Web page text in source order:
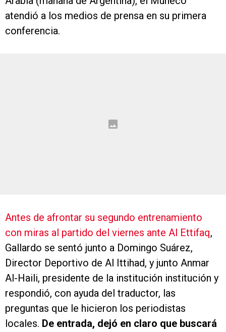
atendió a los medios de prensa en su primera
conferencia.
Antes de afrontar su segundo entrenamiento
con miras al partido del viernes ante Al Ettifaq,
Gallardo se sentó junto a Domingo Suárez,
Director Deportivo de Al Ittihad, y junto Anmar
Al-Haili, presidente de la institución institución y
respondió, con ayuda del traductor, las
preguntas que le hicieron los periodistas
locales. De entrada, dejó en claro que buscará